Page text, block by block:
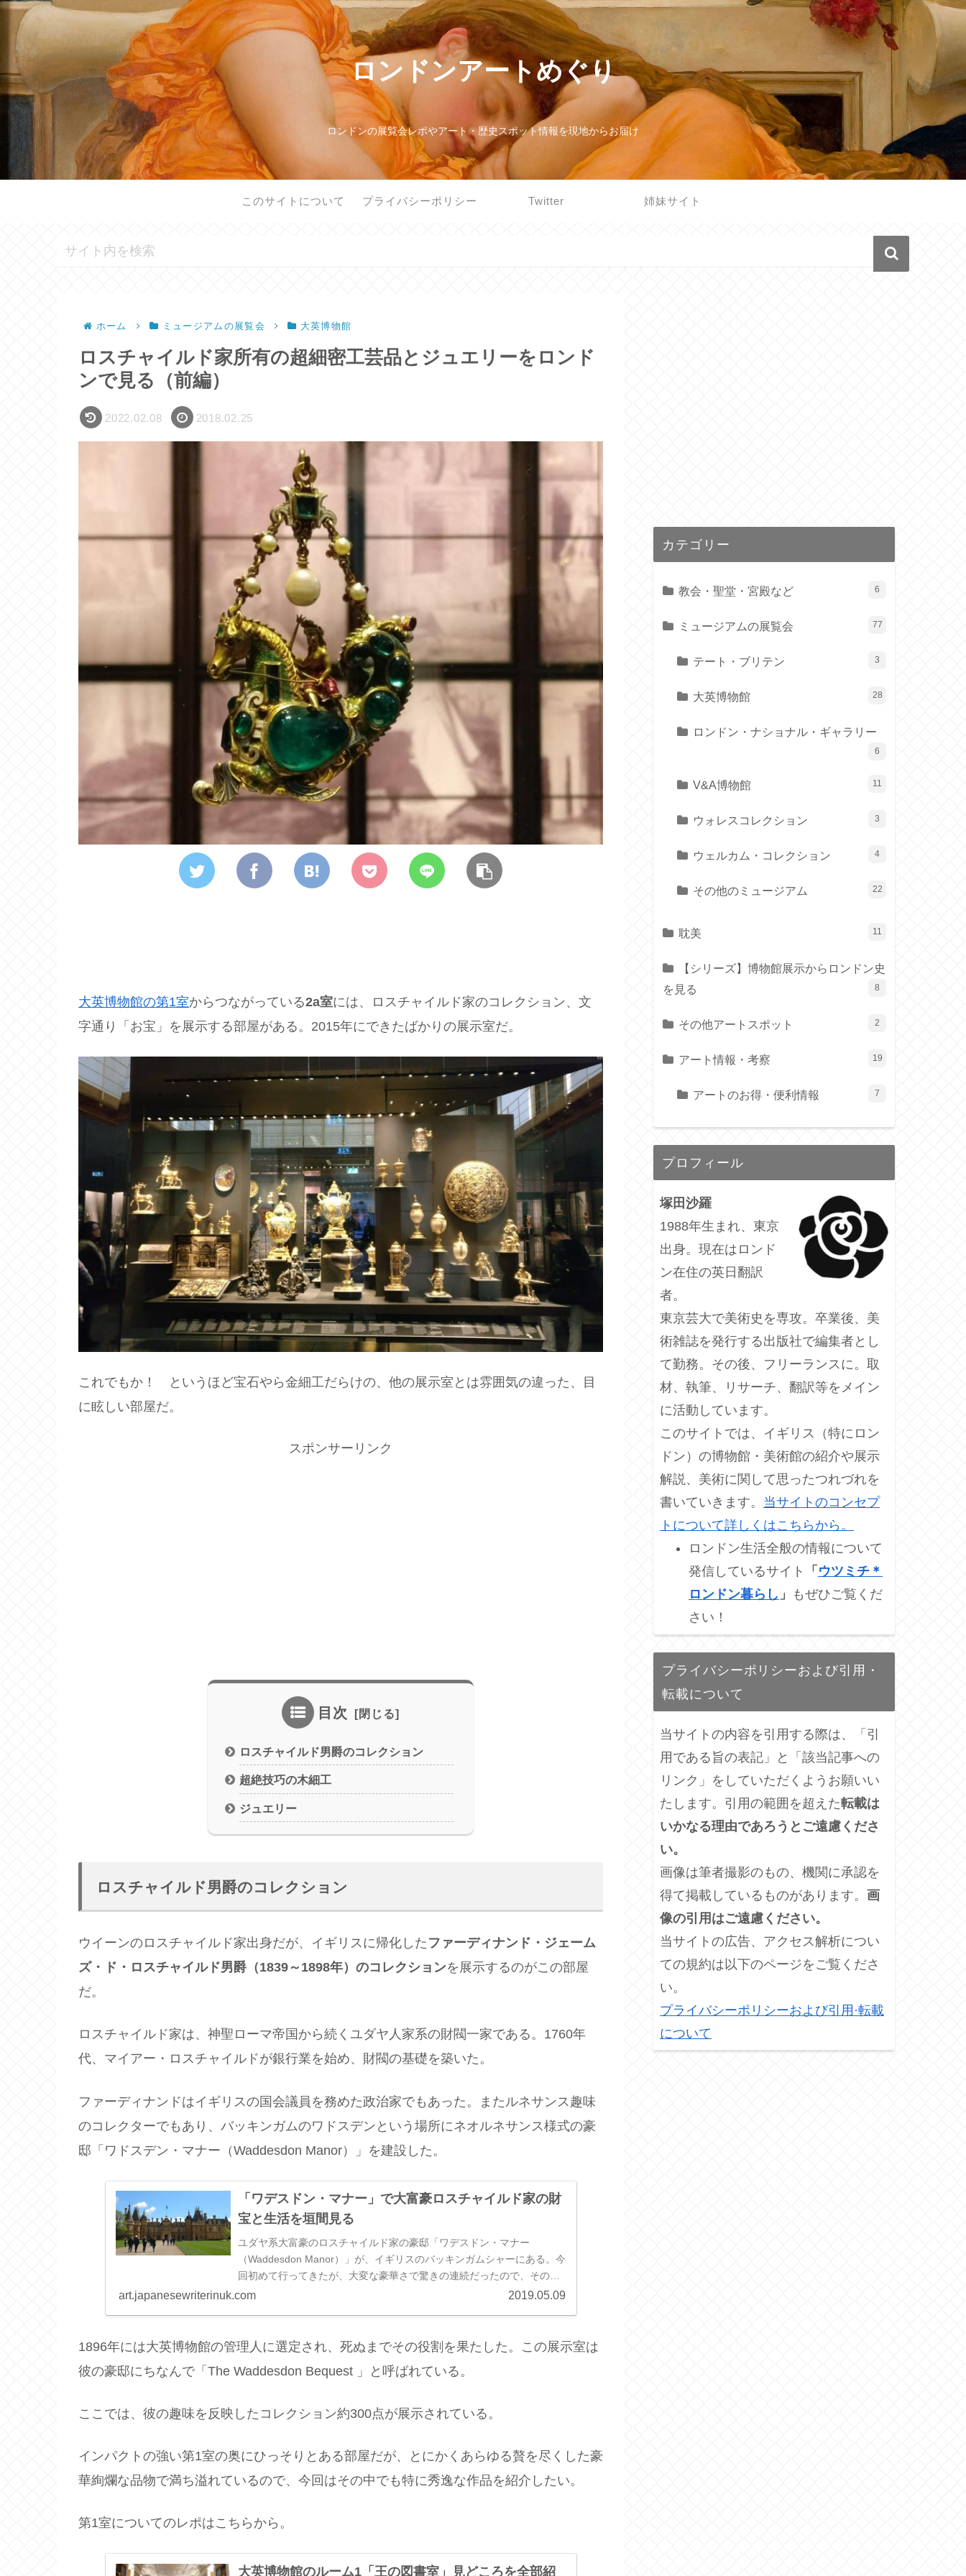
ロンドンアートめぐり
ロンドンの展覧会レポやアート・歴史スポット情報を現地からお届け
このサイトについて プライバシーポリシー Twitter 姉妹サイト
ホーム ミュージアムの展覧会 大英博物館
ロスチャイルド家所有の超細密工芸品とジュエリーをロンド
ンで見る（前編）
2022.02.08 2018.02.25
大英博物館の第1室からつながっている2a室には、ロスチャイルド家のコレクション、文
字通り「お宝」を展示する部屋がある。2015年にできたばかりの展示室だ。
これでもか！ というほど宝石やら金細工だらけの、他の展示室とは雰囲気の違った、目
に眩しい部屋だ。
スポンサーリンク
目次
ロスチャイルド男爵のコレクション
超絶技巧の木細工
ジュエリー
ロスチャイルド男爵のコレクション
ウイーンのロスチャイルド家出身だが、イギリスに帰化した ファーディナンド・ジェーム
ズ・ド・ロスチャイルド男爵（1839～1898年）のコレクションを展示するのがこの部屋
だ。
ロスチャイルド家は、神聖ローマ帝国から続くユダヤ人家系の財閥一家である。1760年
代、マイアー・ロスチャイルドが銀行業を始め、財閥の基礎を築いた。
ファーディナンドはイギリスの国会議員を務めた政治家でもあった。またルネサンス趣味
のコレクターでもあり、バッキンガムのワドスデンという場所にネオルネサンス様式の豪
邸「ワドスデン・マナー（Waddesdon Manor）」を建設した。
「ワデスドン・マナー」で大富豪ロスチャイルド家の財
宝と生活を垣間見る
ユダヤ系大富豪のロスチャイルド家の豪邸「ワデスドン・マナー
（Waddesdon Manor）」が、イギリスのバッキンガムシャーにある。今
回初めて行ってきたが、大変な豪華さで驚きの連続だったので、そのハ
art.japanesewriterinuk.com 2019.05.09
1896年には大英博物館の管理人に選定され、死ぬまでその役割を果たした。この展示室は
彼の豪邸にちなんで「The Waddesdon Bequest 」と呼ばれている。
ここでは、彼の趣味を反映したコレクション約300点が展示されている。
インパクトの強い第1室の奥にひっそりとある部屋だが、とにかくあらゆる贅を尽くした豪
華絢爛な品物で満ち溢れているので、今回はその中でも特に秀逸な作品を紹介したい。
第1室についてのレポはこちらから。
大英博物館のルーム1「王の図書室」見どころを全部紹
カテゴリー
教会・聖堂・宮殿など 6
ミュージアムの展覧会 77
テート・ブリテン 3
大英博物館 28
ロンドン・ナショナル・ギャラリー
6
V&A博物館 11
ウォレスコレクション 3
ウェルカム・コレクション 4
その他のミュージアム 22
耽美 11
【シリーズ】博物館展示からロンドン史
を見る
8
その他アートスポット 2
アート情報・考察 19
アートのお得・便利情報 7
プロフィール
塚田沙羅
1988年生まれ、東京
出身。現在はロンド
ン在住の英日翻訳
者。
東京芸大で美術史を専攻。卒業後、美
術雑誌を発行する出版社で編集者とし
て勤務。その後、フリーランスに。取
材、執筆、リサーチ、翻訳等をメイン
に活動しています。
このサイトでは、イギリス（特にロン
ドン）の博物館・美術館の紹介や展示
解説、美術に関して思ったつれづれを
書いていきます。 当サイトのコンセプ
トについて詳しくはこちらから。
ロンドン生活全般の情報について
発信しているサイト
「 ウツミチ＊
ロンドン暮らし 」
もぜひご覧くだ
さい！
プライバシーポリシーおよび引用・
転載について
当サイトの内容を引用する際は、「引
用である旨の表記」と「該当記事への
リンク」をしていただくようお願いい
たします。引用の範囲を超えた転載は
いかなる理由であろうとご遠慮くださ
い。
画像は筆者撮影のもの、機関に承認を
得て掲載しているものがあります。 画
像の引用はご遠慮ください。
当サイトの広告、アクセス解析につい
ての規約は以下のページをご覧くださ
い。
プライバシーポリシーおよび引用·転載
について